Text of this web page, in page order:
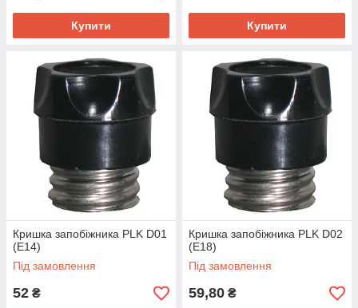
Купити Купити
Кришка запобіжника PLK D01
(E14)
Під замовлення
52 ₴
Кришка запобіжника PLK D02
(E18)
Під замовлення
59,80 ₴